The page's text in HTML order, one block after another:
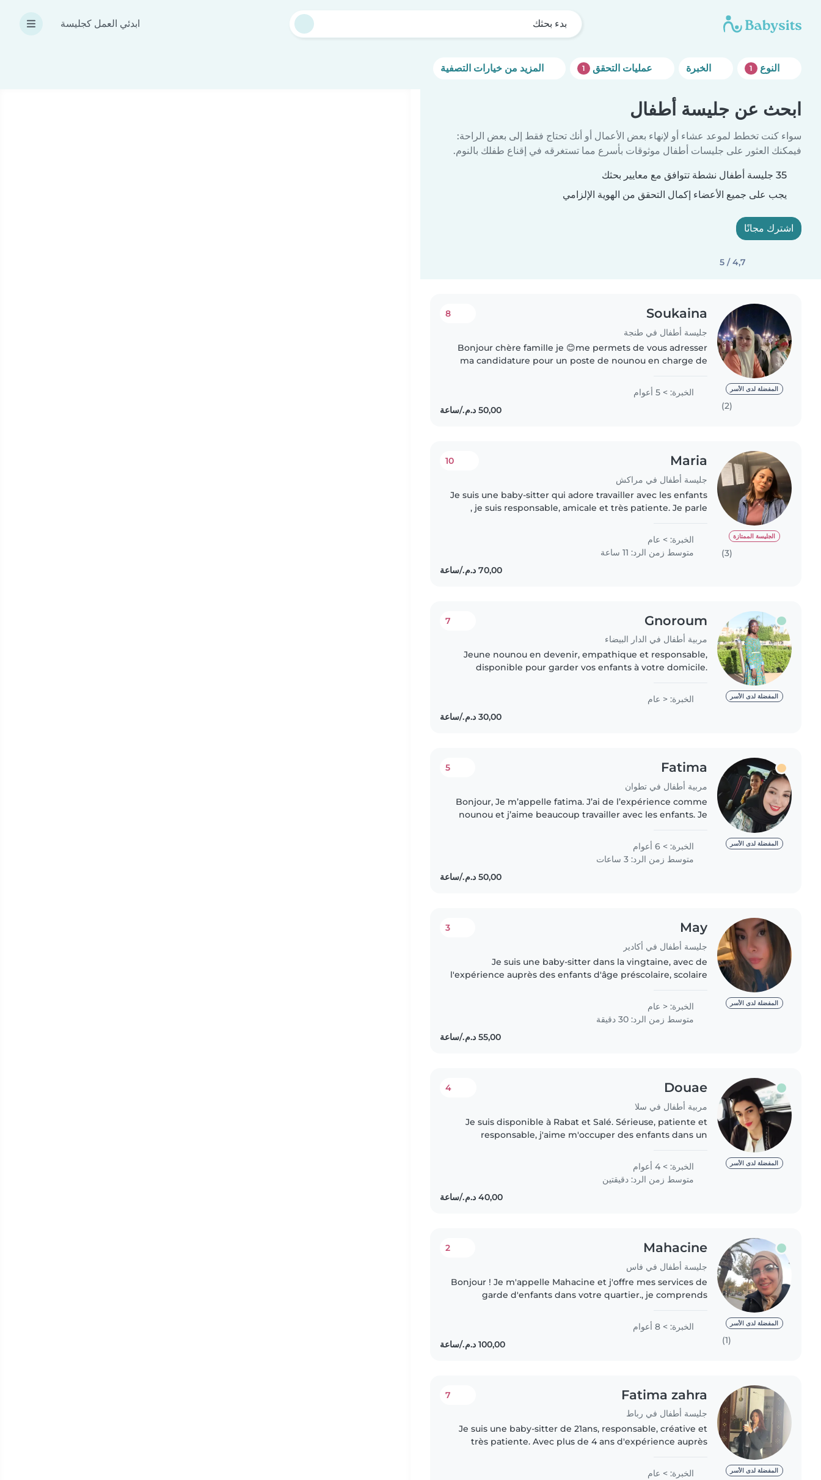
بدء بحثك ابدئي العمل كجليسة
1
1
ابحث عن جليسة أطفال
سواء كنت تخطط لموعد عشاء أو لإنهاء بعض الأعمال أو أنك تحتاج فقط إلى بعض الراحة:
فيمكنك العثور على جليسات أطفال موثوقات بأسرع مما تستغرقه في إقناع طفلك بالنوم.
35 جليسة أطفال نشطة تتوافق مع معايير بحثك
يجب على جميع الأعضاء إكمال التحقق من الهوية الإلزامي
اشترك مجانًا
4,7 / 5
المفضلة لدى الأسر
(2)
Soukaina
جليسة أطفال في طنجة
8
Bonjour chère famille je 😊me permets de vous adresser
ma candidature pour un poste de nounou en charge de
sérieuse. Le contact..
الخبرة: > 5 أعوام
الجليسة الممتازة
(3)
Maria
جليسة أطفال في مراكش
10
Je suis une baby-sitter qui adore travailler avec les enfants
, je suis responsable, amicale et très patiente. Je parle
الخبرة: > عام
متوسط زمن الرد: 11 ساعة
المفضلة لدى الأسر
Gnoroum
مربية أطفال في الدار البيضاء
7
Jeune nounou en devenir, empathique et responsable,
disponible pour garder vos enfants à votre domicile.
et aimante avec les..
الخبرة: < عام
المفضلة لدى الأسر
Fatima
مربية أطفال في تطوان
5
Bonjour, Je m’appelle fatima. J’ai de l’expérience comme
nounou et j’aime beaucoup travailler avec les enfants. Je
الخبرة: > 6 أعوام
متوسط زمن الرد: 3 ساعات
المفضلة لدى الأسر
May
جليسة أطفال في أكادير
3
Je suis une baby-sitter dans la vingtaine, avec de
l'expérience auprès des enfants d'âge préscolaire, scolaire
premiers soins,..
الخبرة: < عام
متوسط زمن الرد: 30 دقيقة
المفضلة لدى الأسر
Douae
مربية أطفال في سلا
4
Je suis disponible à Rabat et Salé. Sérieuse, patiente et
responsable, j'aime m'occuper des enfants dans un
leur bien-être,..
الخبرة: > 4 أعوام
متوسط زمن الرد: دقيقتين
المفضلة لدى الأسر
(1)
Mahacine
جليسة أطفال في فاس
2
Bonjour ! Je m'appelle Mahacine et j'offre mes services de
garde d'enfants dans votre quartier., je comprends
sécurité, dans..
الخبرة: > 8 أعوام
المفضلة لدى الأسر
Fatima zahra
جليسة أطفال في رباط
7
Je suis une baby-sitter de 21ans, responsable, créative et
très patiente. Avec plus de 4 ans d'expérience auprès
écoliers..
الخبرة: > عام